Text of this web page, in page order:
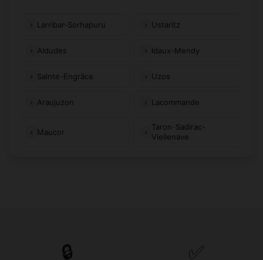
Larribar-Sorhapuru Ustaritz
Aldudes Idaux-Mendy
Sainte-Engrâce Uzos
Araujuzon Lacommande
Maucor
Taron-Sadirac-
Viellenave
🔒 ✅